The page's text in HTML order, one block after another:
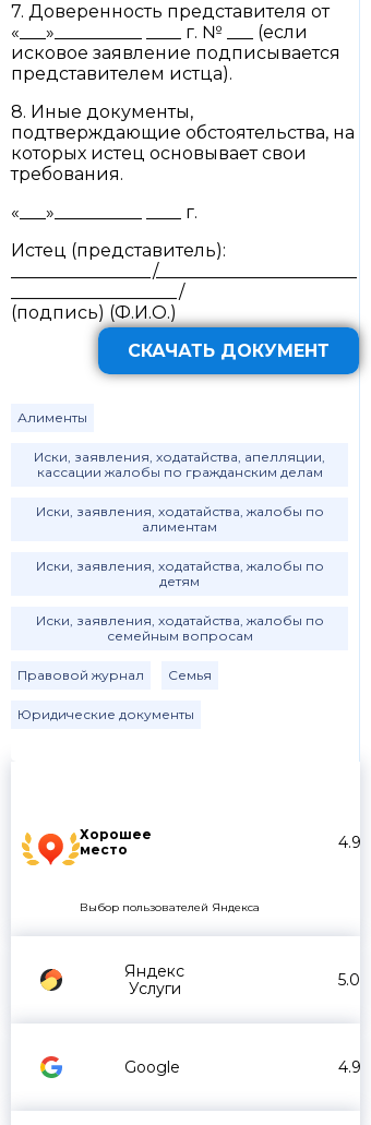
Хорошее
место
4.9
Выбор пользователей Яндекса
Яндекс
Услуги
5.0
Google 4.9
7. Доверенность представителя от
«___»__________ ____ г. № ___ (если
исковое заявление подписывается
представителем истца).
8. Иные документы,
подтверждающие обстоятельства, на
которых истец основывает свои
требования.
«___»__________ ____ г.
Истец (представитель):
________________/_______________________
___________________/
(подпись) (Ф.И.О.)
СКАЧАТЬ ДОКУМЕНТ
Алименты
Иски, заявления, ходатайства, апелляции,
кассации жалобы по гражданским делам
Иски, заявления, ходатайства, жалобы по
алиментам
Иски, заявления, ходатайства, жалобы по
детям
Иски, заявления, ходатайства, жалобы по
семейным вопросам
Правовой журнал Семья
Юридические документы